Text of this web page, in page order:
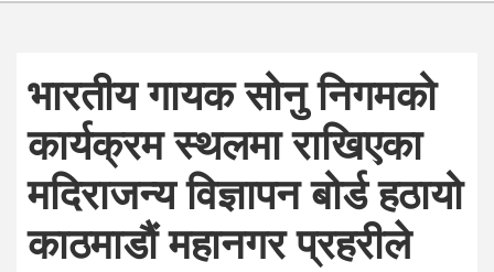
संघीय
प्रविधि
जीवनशैली
दर्शन
भारतीय गायक सोनु निगमको
कार्यक्रम स्थलमा राखिएका
मदिराजन्य विज्ञापन बोर्ड हठायो
काठमाडौं महानगर प्रहरीले